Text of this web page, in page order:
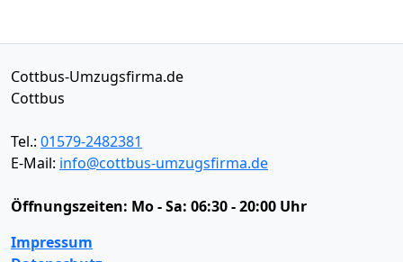
Cottbus-Umzugsfirma.de
Cottbus
Tel.: 01579-2482381
E-Mail: info@cottbus-umzugsfirma.de
Öffnungszeiten: Mo - Sa: 06:30 - 20:00 Uhr
Impressum